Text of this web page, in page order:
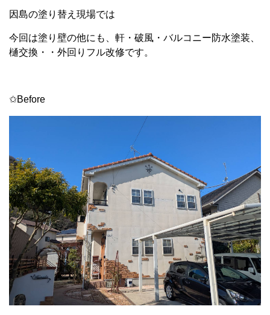
因島の塗り替え現場では
今回は塗り壁の他にも、軒・破風・バルコニー防水塗装、
樋交換・・外回りフル改修です。
✩Before